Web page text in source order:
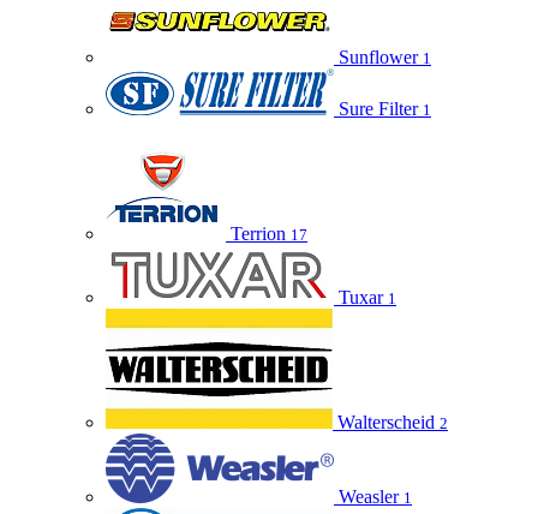
Sunflower 1
Sure Filter 1
Terrion 17
Tuxar 1
Walterscheid 2
Weasler 1